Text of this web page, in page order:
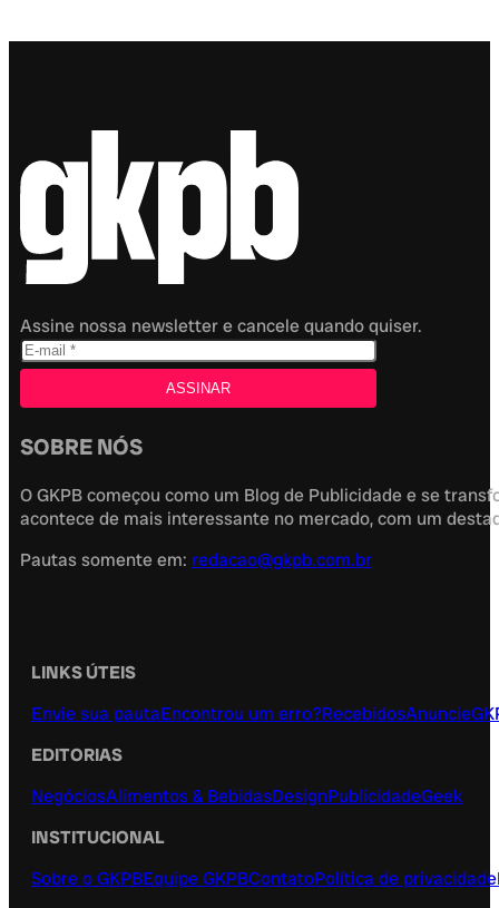
Assine nossa newsletter e cancele quando quiser.
SOBRE NÓS
O GKPB começou como um Blog de Publicidade e se
acontece de mais interessante no mercado, com um
Pautas somente em: redacao@gkpb.com.br
LINKS ÚTEIS
Envie sua pautaEncontrou um erro?RecebidosAnuncie
EDITORIAS
NegóciosAlimentos & BebidasDesignPublicidadeGeek
INSTITUCIONAL
Sobre o GKPBEquipe GKPBContatoPolítica de privacidade